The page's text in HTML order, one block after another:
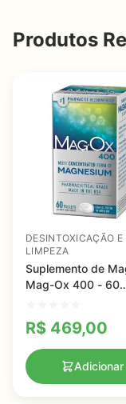
Produtos
DESINTOXICAÇÃO E
LIMPEZA
Suplemento de
Mag-Ox 400 - 60
R$ 469,00
Adicionar